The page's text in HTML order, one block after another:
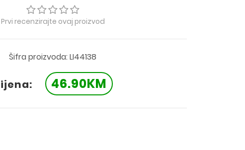
Prvi recenzirajte ovaj proizvod
Šifra proizvoda: LI44138
46.90KM